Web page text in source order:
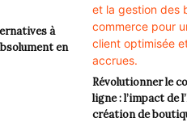
à
en
Révolutionner le
ligne : l’impact de
création de